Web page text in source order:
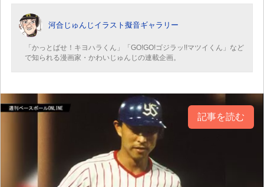
河合じゅんじイラスト擬音ギャラリー
「かっとばせ！キヨハラくん」「GO!GO!ゴジラッ!!マツイくん」など
で知られる漫画家・かわいじゅんじの連載企画。
記事を読む